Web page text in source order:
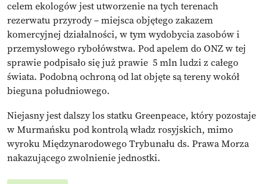
celem ekologów jest utworzenie na tych terenach
rezerwatu przyrody – miejsca objętego zakazem
komercyjnej działalności, w tym wydobycia zasobów i
przemysłowego rybołówstwa. Pod apelem do ONZ w tej
sprawie podpisało się już prawie 5 mln ludzi z całego
świata. Podobną ochroną od lat objęte są tereny wokół
bieguna południowego.
Niejasny jest dalszy los statku Greenpeace, który pozostaje
w Murmańsku pod kontrolą władz rosyjskich, mimo
wyroku Międzynarodowego Trybunału ds. Prawa Morza
nakazującego zwolnienie jednostki.